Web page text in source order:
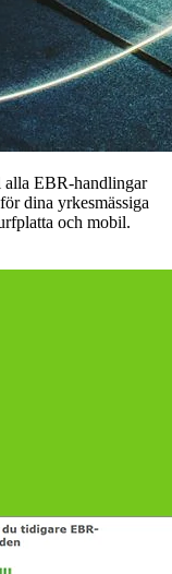
EBR-handlingar
dina yrkesmässiga
och mobil.